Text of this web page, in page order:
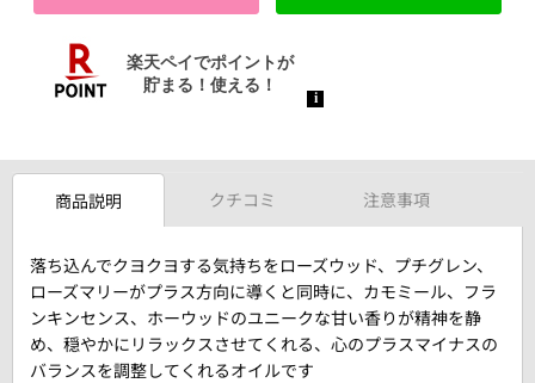
商品説明 クチコミ 注意事項
落ち込んでクヨクヨする気持ちをローズウッド、プチグレン、
ローズマリーがプラス方向に導くと同時に、カモミール、フラ
ンキンセンス、ホーウッドのユニークな甘い香りが精神を静
め、穏やかにリラックスさせてくれる、心のプラスマイナスの
バランスを調整してくれるオイルです